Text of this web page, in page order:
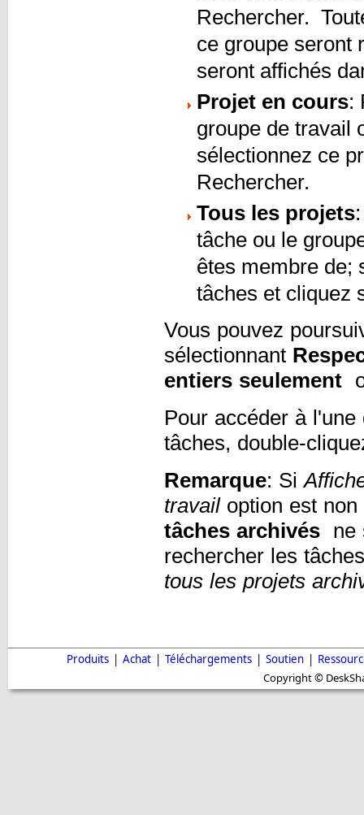
Rechercher.
ce groupe seront
seront affichés
Projet en cours:
groupe de travail
sélectionnez ce
Rechercher.
Tous les projets
tâche ou le
êtes membre de;
tâches et cliquez
Vous pouvez
sélectionnant
entiers seulement
Pour accéder à
tâches, double-
Remarque: Si
travailoption est
tâches archivés ne
rechercher les
tous les projets
Produits | Achat | Téléchargements | Soutien |
Copyright ©